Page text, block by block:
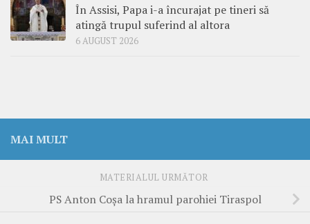
În Assisi, Papa i-a încurajat pe tineri să
atingă trupul suferind al altora
6 AUGUST 2026
MAI MULT
MATERIALUL URMĂTOR
PS Anton Coșa la hramul parohiei Tiraspol